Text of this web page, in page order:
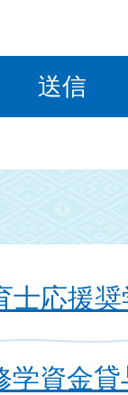
士応援
学資金